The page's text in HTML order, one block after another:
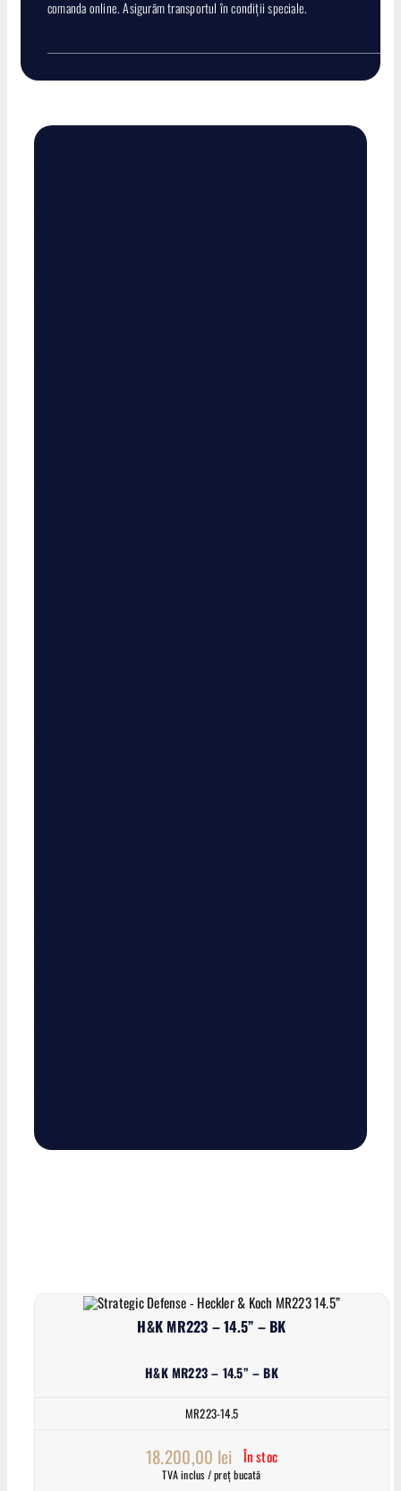
Accesorii
Promoții
comanda online. Asigurăm transportul în condiții speciale.
H&K MR223 – 14.5” – BK
H&K MR223 – 14.5” – BK
MR223-14.5
18.200,00 lei În stoc
TVA inclus / preț bucată